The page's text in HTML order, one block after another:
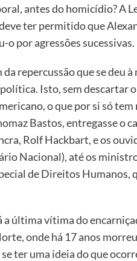
antes do homicídio? A
ter permitido que
o por agressões sucessivas.
repercussão que se deu
Isto, sem descartar
o que por si só tem
Bastos, entregasse o
Rolf Hackbart, e os
Nacional), até os
de Direitos Humanos,
última vítima do
onde há 17 anos
ter uma ideia do que